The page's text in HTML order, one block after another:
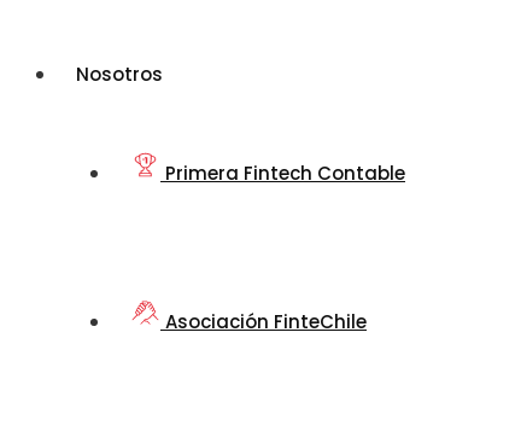
Nosotros
Primera Fintech Contable
Asociación FinteChile